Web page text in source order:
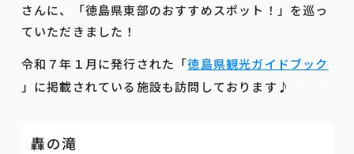
さんに、「徳島県東部のおすすめスポット！」を巡っ
ていただきました！
令和７年１月に発行された「徳島県観光ガイドブック
」に掲載されている施設も訪問しております♪
轟の滝